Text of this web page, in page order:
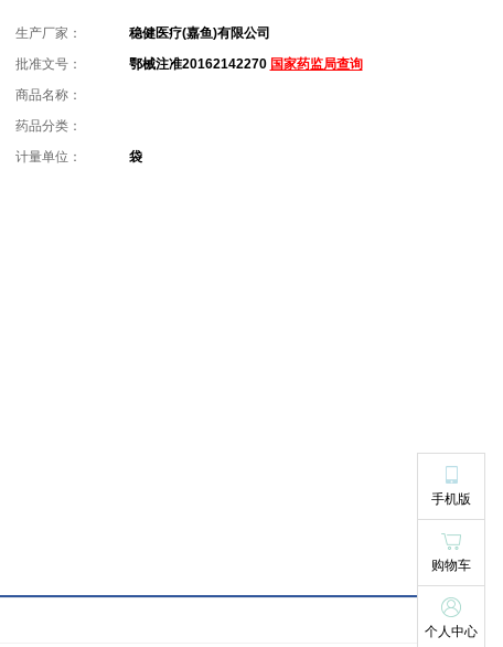
生产厂家：
稳健医疗(嘉鱼)有限公司
批准文号： 鄂械注准20162142270 国家药监局查询
商品名称：
药品分类：
计量单位：
袋
手机版
购物车
个人中心